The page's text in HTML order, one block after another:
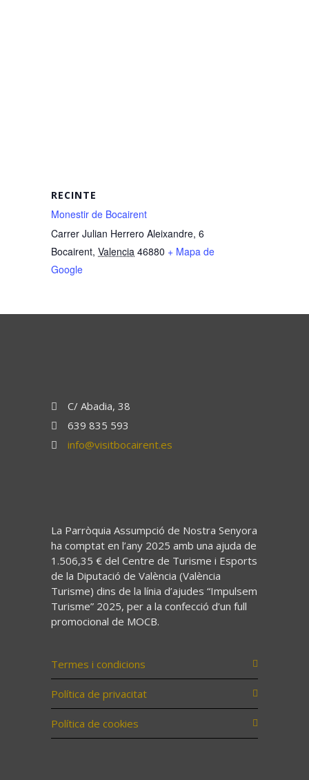
RECINTE
Monestir de Bocairent
Carrer Julian Herrero Aleixandre, 6
Bocairent, Valencia 46880 + Mapa de
Google
C/ Abadia, 38
639 835 593
info@visitbocairent.es
La Parròquia Assumpció de Nostra Senyora
ha comptat en l’any 2025 amb una ajuda de
1.506,35 € del Centre de Turisme i Esports
de la Diputació de València (València
Turisme) dins de la línia d’ajudes “Impulsem
Turisme” 2025, per a la confecció d’un full
promocional de MOCB.
Termes i condicions
Política de privacitat
Política de cookies